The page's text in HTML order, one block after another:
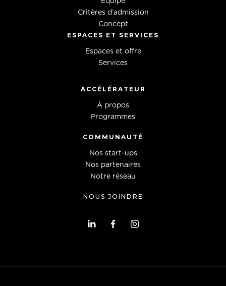
Critères d’admission
Concept
ESPACES ET SERVICES
Espaces et offre
Services
ACCÉLÉRATEUR
À propos
Programmes
COMMUNAUTÉ
Nos start-ups
Nos partenaires
Notre réseau
NOUS JOINDRE